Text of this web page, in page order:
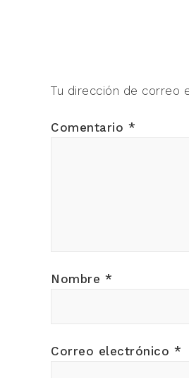
Tu dirección de correo
Comentario *
Nombre *
Correo electrónico *